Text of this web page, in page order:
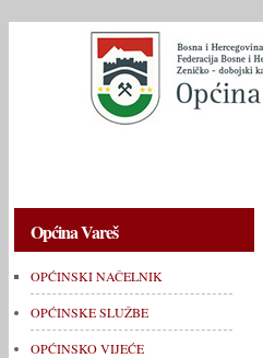
Općina Vareš
OPĆINSKI NAČELNIK
OPĆINSKE SLUŽBE
OPĆINSKO VIJEĆE